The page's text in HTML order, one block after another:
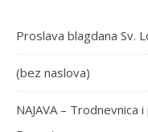
Proslava blagdana Sv.
(bez naslova)
NAJAVA – Trodnevnica